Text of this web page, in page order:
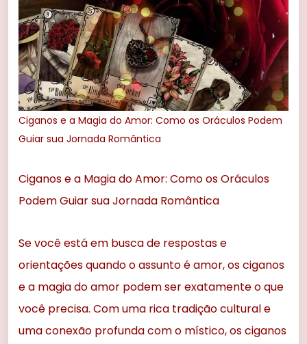
Ciganos e a Magia do Amor: Como os Oráculos Podem
Guiar sua Jornada Romântica
Ciganos e a Magia do Amor: Como os Oráculos
Podem Guiar sua Jornada Romântica
Se você está em busca de respostas e
orientações quando o assunto é amor, os ciganos
e a magia do amor podem ser exatamente o que
você precisa. Com uma rica tradição cultural e
uma conexão profunda com o místico, os ciganos